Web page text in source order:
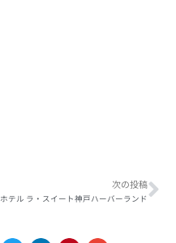
次の投稿
ホテル ラ・スイート神戸ハーバーランド